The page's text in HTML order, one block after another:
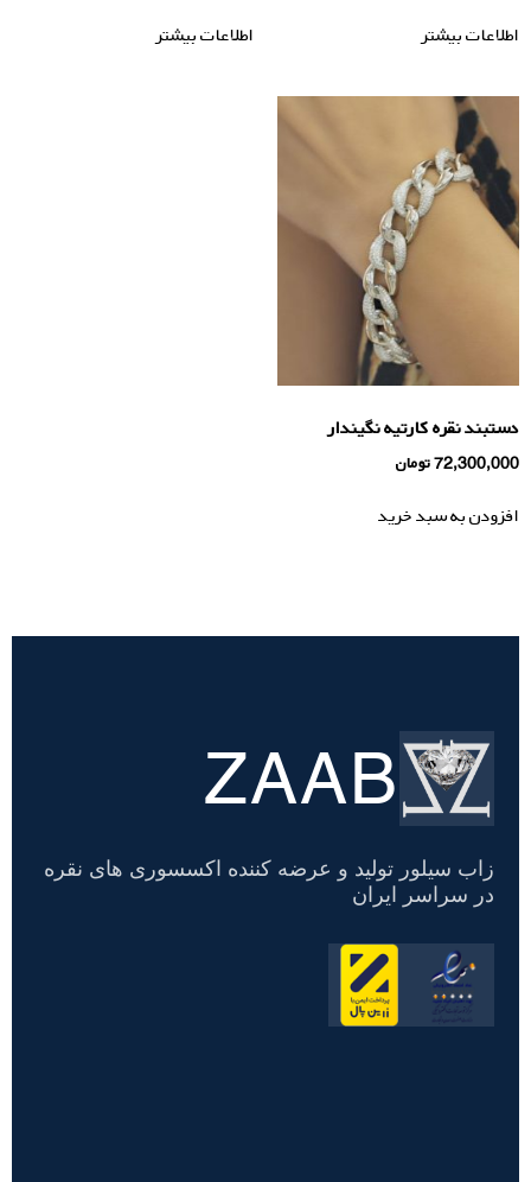
اطلاعات بیشتر اطلاعات بیشتر
دستبند نقره كارتيه نگيندار
72,300,000تومان
افزودن به سبد خرید
تسویه
حساب
ZAAB
زاب سیلور تولید و عرضه کننده اکسسوری های نقره
در سراسر ایران